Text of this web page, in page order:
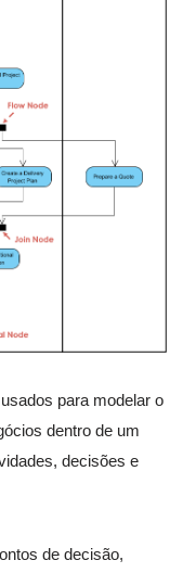
para modelar o
dentro de um
decisões e
de decisão,